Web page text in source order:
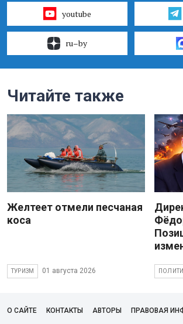
youtube
ru–by
Читайте также
Желтеет отмели песчаная
коса
ТУРИЗМ 01 августа 2026
О САЙТЕ КОНТАКТЫ АВТОРЫ ПРАВОВАЯ